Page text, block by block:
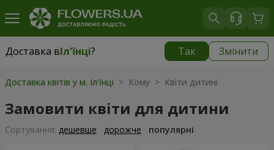
Доставка вІл'їнці? Так Змінити
Доставка вІл'їнці|
Доставка квітів у м. Іл'їнці > Кому > Квіти дитині
Замовити квіти для дитини
Сортування: дешевше дорожче популярні